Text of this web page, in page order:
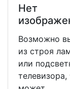
Нет
Возможно
из строя
или
телевизора,